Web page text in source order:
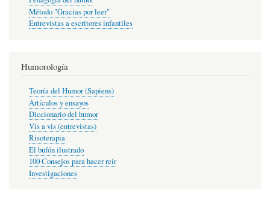
Método "Gracias por leer"
Entrevistas a escritores infantiles
Humorología
Teoría del Humor (Sapiens)
Artículos y ensayos
Diccionario del humor
Vis a vis (entrevistas)
Risoterapia
El bufón ilustrado
100 Consejos para hacer reír
Investigaciones